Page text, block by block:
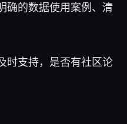
确的数据使用案例、清
时支持，是否有社区论